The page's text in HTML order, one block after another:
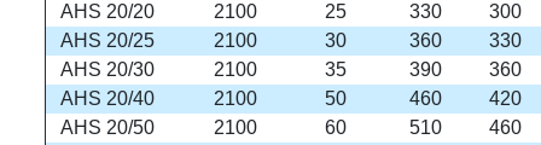
AHS 20/20
2100 25 330
300
AHS 20/25
2100 30 360
330
AHS 20/30
2100 35 390
360
AHS 20/40
2100 50 460
420
AHS 20/50
2100 60 510
460